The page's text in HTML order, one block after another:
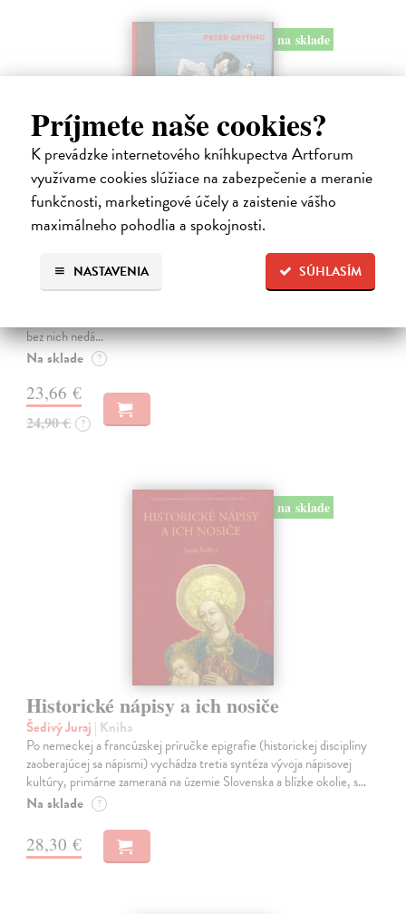
Príjmete naše cookies?
K prevádzke internetového kníhkupectva Artforum
využívame cookies slúžiace na zabezpečenie a meranie
funkčnosti, marketingové účely a zaistenie vášho
maximálneho pohodlia a spokojnosti.
SÚHLASÍM
NASTAVENIA
na sklade
Studne mútne
Getting Peter| Kniha
Sú ikonickými postavami našej kultúry. Postavili im sochy a
bez nich nedá…
Na sklade ?
23,66 €
24,90 € ?
na sklade
Historické nápisy a ich nosiče
Šedivý Juraj | Kniha
Po nemeckej a francúzskej príručke epigrafie (historickej disciplíny
zaoberajúcej sa nápismi) vychádza tretia syntéza vývoja nápisovej
kultúry, primárne zameraná na územie Slovenska a blízke okolie, s…
Na sklade ?
28,30 €